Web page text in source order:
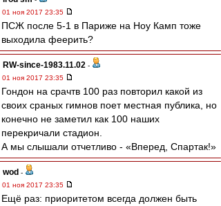
01 ноя 2017 23:35
ПСЖ после 5-1 в Париже на Ноу Камп тоже
выходила феерить?
RW-since-1983.11.02 -
01 ноя 2017 23:35
Гондон на срачтв 100 раз повторил какой из
своих сраных гимнов поет местная публика, но
конечно не заметил как 100 наших
перекричали стадион.
А мы слышали отчетливо - «Вперед, Спартак!»
wod -
01 ноя 2017 23:35
Ещё раз: приоритетом всегда должен быть